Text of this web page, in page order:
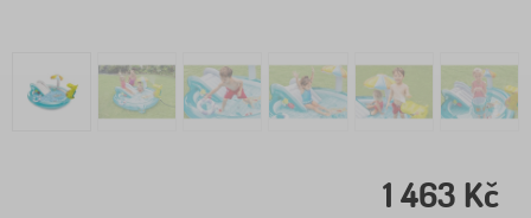
1 463 Kč